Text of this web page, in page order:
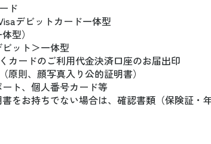
ド
デビットカード一体型
型）
ット＞一体型
カードのご利用代金決済口座のお届出印
原則、顔写真入り公的証明書）
ト、個人番号カード等
書をお持ちでない場合は、確認書類（保険証